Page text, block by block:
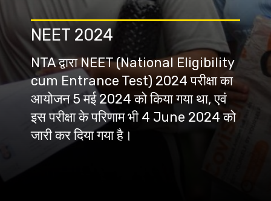
NTA द्वारा NEET (National Eligibility
cum Entrance Test) 2024 परीक्षा का
आयोजन 5 मई 2024 को किया गया था, एवं
इस परीक्षा के परिणाम भी 4 June 2024 को
जारी कर दिया गया है।
NEET 2024